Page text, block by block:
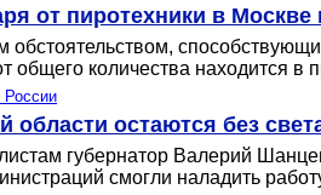
от пиротехники в
общего количества находится
России
области остаются без
губернатор Валерий
смогли наладить